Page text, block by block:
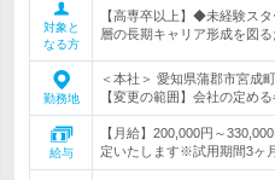
対象と
なる方
【高専卒以上】◆未経験ス
層の長期キャリア形成を図
勤務地
＜本社＞ 愛知県蒲郡市宮成
【変更の範囲】会社の定め
給与
【月給】200,000円～
定いたします※試用期間3ヶ